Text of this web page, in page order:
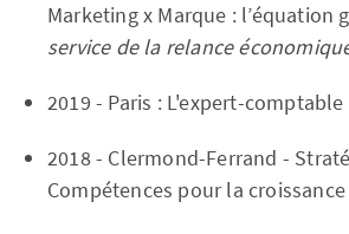
Marketing x Marque : l’équation
service de la relance
2019 - Paris : L'expert-
2018 - Clermond-Ferrand -
Compétences pour la croissance